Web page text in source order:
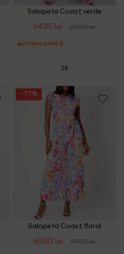
Salopeta Coast, verde
64.95 lei 229.00 lei
ULTIMA ȘANSĂ
38
- 77%
Salopeta Coast, floral
69.00 lei 297.00 lei